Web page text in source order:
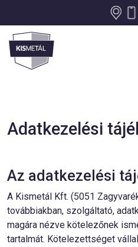
Adatkezelési
Az adatkezelési
A Kismetál Kft. (5051
továbbiakban, szolgáltató,
magára nézve kötelezőnek
tartalmát. Kötelezettséget